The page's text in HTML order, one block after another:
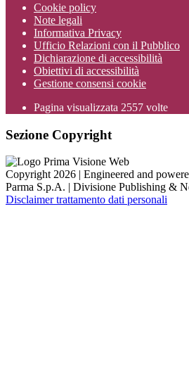
Cookie policy
Note legali
Informativa Privacy
Ufficio Relazioni con il Pubblico
Dichiarazione di accessibilità
Obiettivi di accessibilità
Gestione consensi cookie
Pagina visualizzata 2557 volte
Sezione Copyright
Copyright 2026 | Engineered and
Parma S.p.A. | Divisione Publishing &
Disclaimer trattamento dati personali